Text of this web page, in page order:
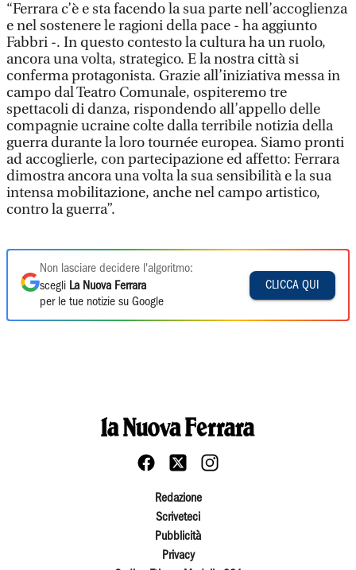
“Ferrara c’è e sta facendo la sua parte nell’accoglienza
e nel sostenere le ragioni della pace - ha aggiunto
Fabbri -. In questo contesto la cultura ha un ruolo,
ancora una volta, strategico. E la nostra città si
conferma protagonista. Grazie all’iniziativa messa in
campo dal Teatro Comunale, ospiteremo tre
spettacoli di danza, rispondendo all’appello delle
compagnie ucraine colte dalla terribile notizia della
guerra durante la loro tournée europea. Siamo pronti
ad accoglierle, con partecipazione ed affetto: Ferrara
dimostra ancora una volta la sua sensibilità e la sua
intensa mobilitazione, anche nel campo artistico,
contro la guerra”.
Non lasciare decidere l'algoritmo:
scegli La Nuova Ferrara
per le tue notizie su Google
CLICCA QUI
Redazione
Scriveteci
Pubblicità
Privacy